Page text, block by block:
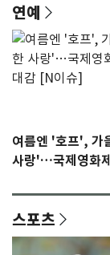
연예
여름엔 '호프', 가
사랑'…국제영화
스포츠